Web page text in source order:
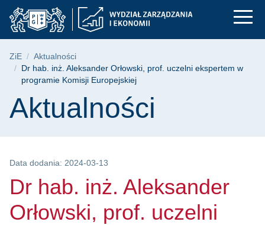
Przejdź
do
menu
Przejdź
do
wyszukiwarki
Przejdź
do
treści
Dr hab. inż.
Ścieżka nawigacyjna
ZiE
Aktualności
Dr hab. inż. Aleksander Orłowski, prof. uczelni ekspertem w
programie Komisji Europejskiej
Treść strony
Aktualności
Data dodania: 2024-03-13
Dr hab. inż. Aleksander
Orłowski, prof. uczelni